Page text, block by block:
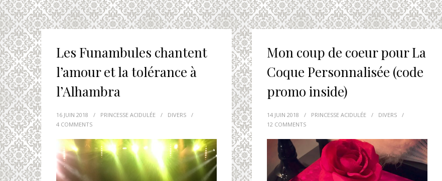
Les Funambules chantent
l’amour et la tolérance à
l’Alhambra
16 JUIN 2018 / PRINCESSE ACIDULÉE / DIVERS
/
4 COMMENTS
Mon coup de coeur pour La
Coque Personnalisée (code
promo inside)
14 JUIN 2018 / PRINCESSE ACIDULÉE / DIVERS
/
12 COMMENTS